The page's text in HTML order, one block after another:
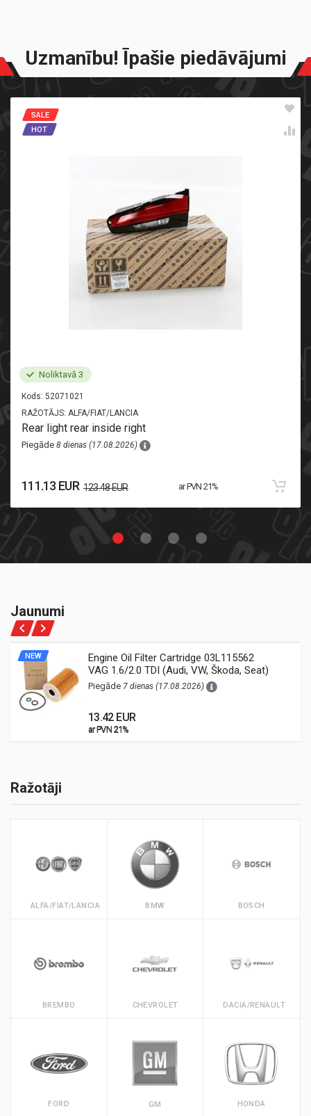
Uzmanību! Īpašie piedāvājumi
Noliktavā 3
Kods: 52071021
RAŽOTĀJS: ALFA/FIAT/LANCIA
SALE
HOT
Rear light rear inside right
Piegāde 8 dienas (17.08.2026)
111.13 EUR 123.48 EUR ar PVN 21%
Jaunumi
NEW
Engine Oil Filter Cartridge 03L115562
VAG 1.6/2.0 TDI (Audi, VW, Škoda, Seat)
Piegāde 7 dienas (17.08.2026)
13.42 EUR
ar PVN 21%
ar PVN 21%
Ražotāji
ALFA/FIAT/LANCIA BMW BOSCH
BREMBO CHEVROLET DACIA/RENAULT
FORD GM HONDA